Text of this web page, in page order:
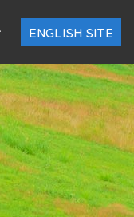
ENGLISH SITE